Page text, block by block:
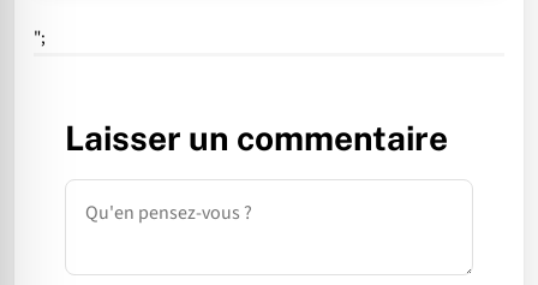
";
Laisser un commentaire
Commentaire